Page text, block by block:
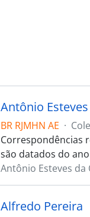
Antônio
BR RJMHN AE ·
Correspondências
são datados do
Antônio Esteves da
Alfredo Pereira